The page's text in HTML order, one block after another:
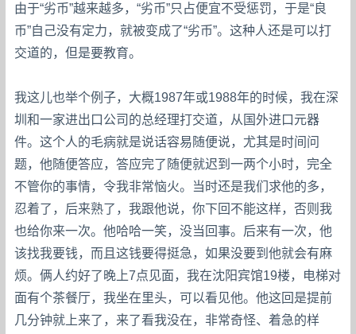
由于“劣币”越来越多，“劣币”只占便宜不受惩罚，于是“良
币”自己没有定力，就被变成了“劣币”。这种人还是可以打
交道的，但是要教育。
我这儿也举个例子，大概1987年或1988年的时候，我在深
圳和一家进出口公司的总经理打交道，从国外进口元器
件。这个人的毛病就是说话容易随便说，尤其是时间问
题，他随便答应，答应完了随便就迟到一两个小时，完全
不管你的事情，令我非常恼火。当时还是我们求他的多，
忍着了，后来熟了，我跟他说，你下回不能这样，否则我
也给你来一次。他哈哈一笑，没当回事。后来有一次，他
该找我要钱，而且这钱要得挺急，如果没要到他就会有麻
烦。俩人约好了晚上7点见面，我在沈阳宾馆19楼，电梯对
面有个茶餐厅，我坐在里头，可以看见他。他这回是提前
几分钟就上来了，来了看我没在，非常奇怪、着急的样